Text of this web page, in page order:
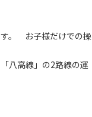
。 お子様だけでの操
八高線」の2路線の運